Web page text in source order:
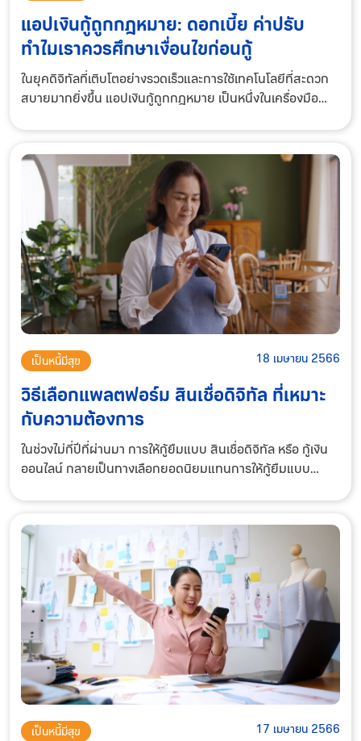
แอปเงินกู้ถูกกฎหมาย: ดอกเบี้ย ค่าปรับ
ทำไมเราควรศึกษาเงื่อนไขก่อนกู้
ในยุคดิจิทัลที่เติบโตอย่างรวดเร็วและการใช้เทคโนโลยีที่สะดวก
สบายมากยิ่งขึ้น แอปเงินกู้ถูกกฎหมาย เป็นหนึ่งในเครื่องมือ
แอปพลิเคชันที่ช่วยให้ผู้
เป็นหนี้มีสุข 18 เมษายน 2566
วิธีเลือกแพลตฟอร์ม สินเชื่อดิจิทัล ที่เหมาะ
กับความต้องการ
ในช่วงไม่กี่ปีที่ผ่านมา การให้กู้ยืมแบบ สินเชื่อดิจิทัล หรือ กู้เงิน
ออนไลน์ กลายเป็นทางเลือกยอดนิยมแทนการให้กู้ยืมแบบ
สามารถทำเรื่องสมัครและขออน
เป็นหนี้มีสุข 17 เมษายน 2566